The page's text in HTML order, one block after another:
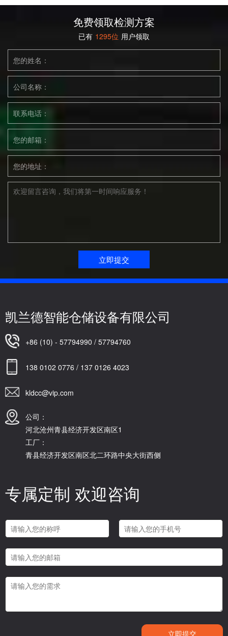
免费领取检测方案
已有 1295位 用户领取
您的姓名：
公司名称：
联系电话：
您的邮箱：
您的地址：
凯兰德智能仓储设备有限公司
+86 (10) - 57794990 / 57794760
138 0102 0776 / 137 0126 4023
kldcc@vip.com
公司：
河北沧州青县经济开发区南区1
工厂：
青县经济开发区南区北二环路中央大街西侧
专属定制 欢迎咨询